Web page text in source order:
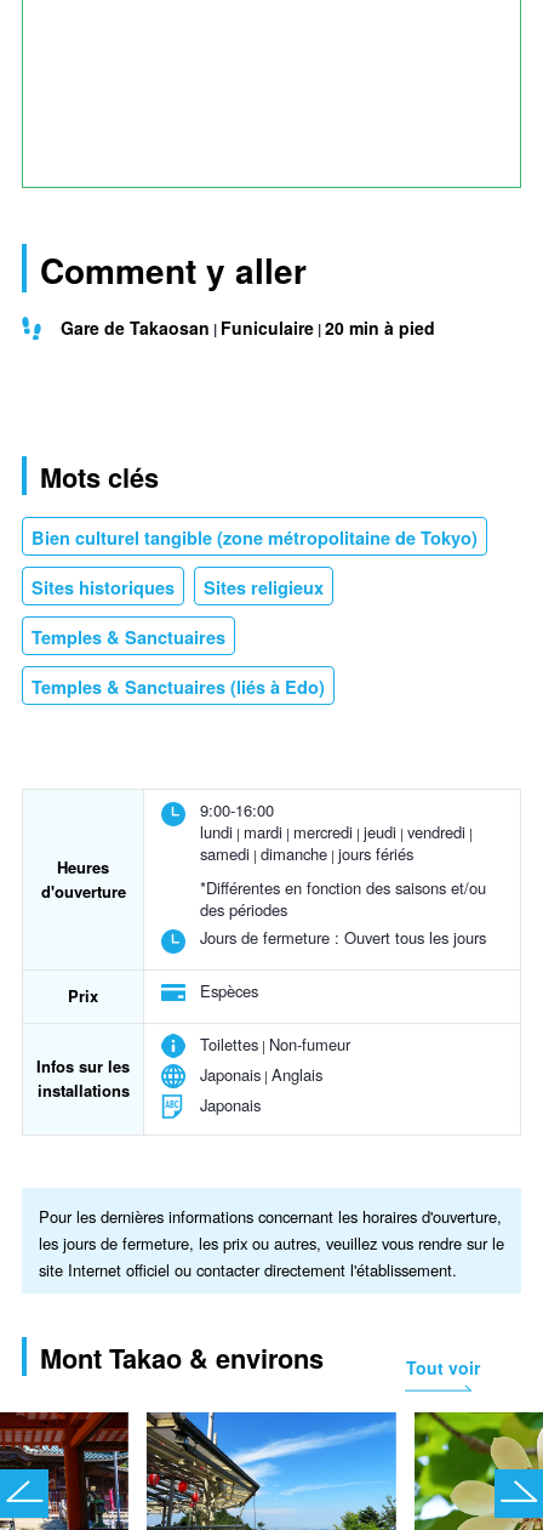
Comment y aller
Gare de Takaosan Funiculaire 20 min à pied
Mots clés
Bien culturel tangible (zone métropolitaine de Tokyo)
Sites historiques Sites religieux
Temples & Sanctuaires
Temples & Sanctuaires (liés à Edo)
Heures
d'ouverture
9:00-16:00
lundi mardi mercredi jeudi vendredi
samedi dimanche jours fériés
*Différentes en fonction des saisons et/ou
des périodes
Jours de fermeture : Ouvert tous les jours
Prix Espèces
Infos sur les
installations
Toilettes Non-fumeur
Japonais Anglais
Japonais
Pour les dernières informations concernant les horaires d'ouverture,
les jours de fermeture, les prix ou autres, veuillez vous rendre sur le
site Internet officiel ou contacter directement l'établissement.
Mont Takao & environs Tout voir